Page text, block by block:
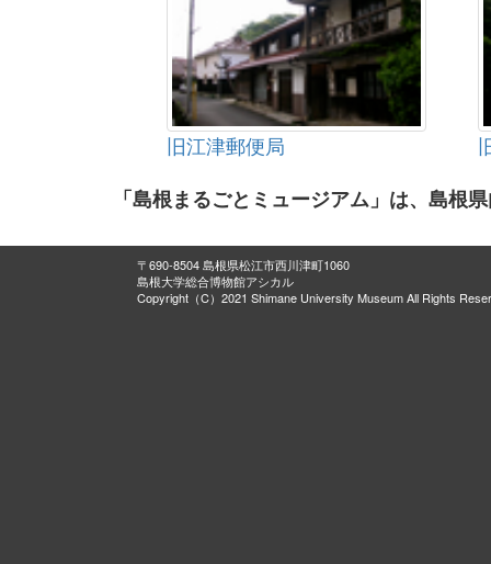
旧江津郵便局
「島根まるごとミュージアム」は、島根
〒690-8504 島根県松江市西川津町1060
島根大学総合博物館アシカル
Copyright（C）2021 Shimane University Museum All Rights